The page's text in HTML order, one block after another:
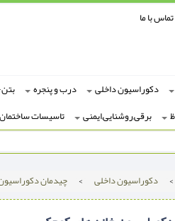
تماس با ما
دکوراسیون داخلی درب و پنجره
برقی,روشنایی,ایمنی تاسیسات ساختمان
> دکوراسیون داخلی > چیدمان